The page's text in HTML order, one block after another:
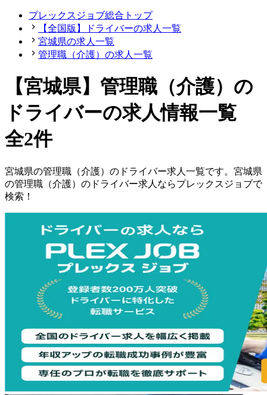
プレックスジョブ総合トップ
【全国版】ドライバーの求人一覧
宮城県の求人一覧
管理職（介護）の求人一覧
【宮城県】管理職（介護）の
ドライバーの求人情報一覧
全2件
宮城県の管理職（介護）の ドライバー求人一覧です。 宮城県
の管理職（介護）の ドライバー求人ならプレックスジョブで
検索！